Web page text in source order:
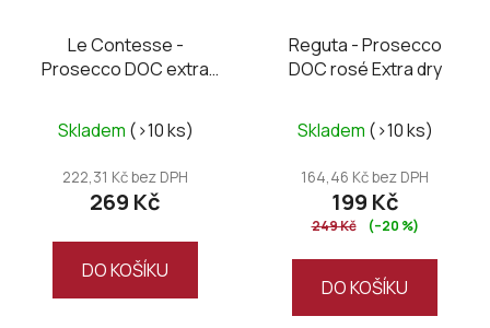
Le Contesse -
Prosecco DOC extra
Skladem (>10 ks)
222,31 Kč bez DPH
269 Kč
DO KOŠÍKU
Reguta - Prosecco
DOC rosé Extra dry
Skladem (>10 ks)
164,46 Kč bez DPH
199 Kč
249 Kč (–20 %)
DO KOŠÍKU